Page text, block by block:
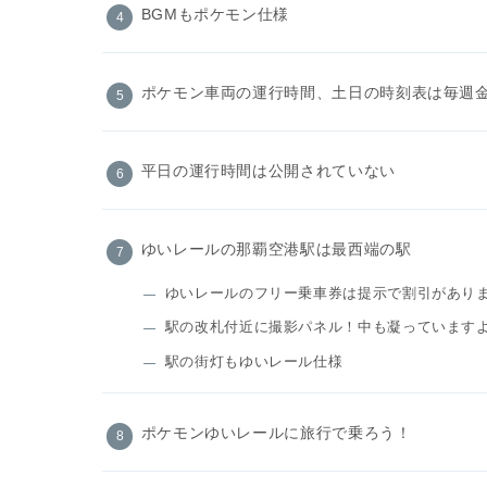
BGMもポケモン仕様
ポケモン車両の運行時間、土日の時刻表は毎週
平日の運行時間は公開されていない
ゆいレールの那覇空港駅は最西端の駅
ゆいレールのフリー乗車券は提示で割引があり
駅の改札付近に撮影パネル！中も凝っていますよ
駅の街灯もゆいレール仕様
ポケモンゆいレールに旅行で乗ろう！